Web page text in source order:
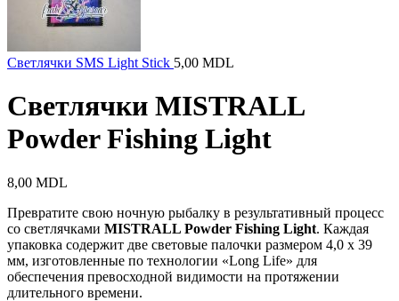
Светлячки SMS Light Stick 5,00 MDL
Светлячки MISTRALL
Powder Fishing Light
8,00 MDL
Превратите свою ночную рыбалку в результативный процесс
со светлячками MISTRALL Powder Fishing Light. Каждая
упаковка содержит две световые палочки размером 4,0 x 39
мм, изготовленные по технологии «Long Life» для
обеспечения превосходной видимости на протяжении
длительного времени.